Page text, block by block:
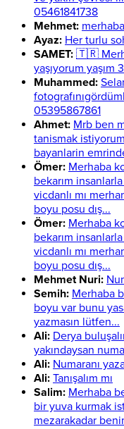
05461841738
Mehmet:
Ayaz: Her turlu
SAMET: 🇹🇷
yaşıyorum yaşım
Muhammed:
05395867861
Ahmet: Mrb ben
tanismak
bayanlarin
Ömer: Merhaba
bekarım
vicdanlı mı
boyu posu dış...
Ömer: Merhaba
bekarım
vicdanlı mı
boyu posu dış...
Mehmet Nuri:
Semih: Merhaba
boyu var bunu
yazmasın lütfen...
Ali: Derya
yakındaysan
Ali: Numaranı
Ali: Tanışalım mı
Salim: Merhaba
bir yuva kurmak
mezarakadar